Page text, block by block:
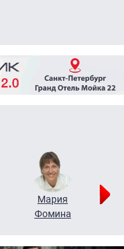
Мария
Фомина